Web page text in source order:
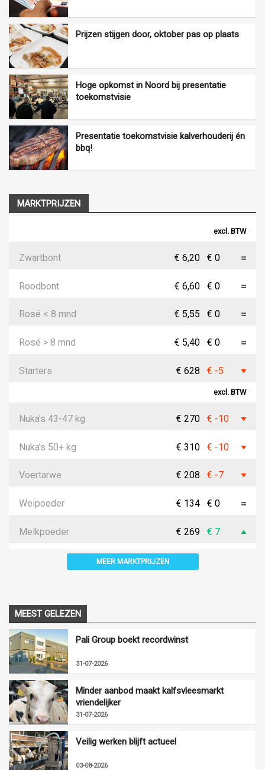
Prijzen stijgen door, oktober pas op plaats
Hoge opkomst in Noord bij presentatie
toekomstvisie
Presentatie toekomstvisie kalverhouderij én
bbq!
MARKTPRIJZEN
excl. BTW
Zwartbont € 6,20 € 0
Roodbont € 6,60 € 0
Rosé < 8 mnd € 5,55 € 0
Rosé > 8 mnd € 5,40 € 0
Starters € 628 € -5
excl. BTW
Nuka's 43-47 kg € 270 € -10
Nuka's 50+ kg € 310 € -10
Voertarwe € 208 € -7
Weipoeder € 134 € 0
Melkpoeder € 269 € 7
MEER MARKTPRIJZEN
MEEST GELEZEN
Pali Group boekt recordwinst
31-07-2026
Minder aanbod maakt kalfsvleesmarkt
vriendelijker
31-07-2026
Veilig werken blijft actueel
03-08-2026